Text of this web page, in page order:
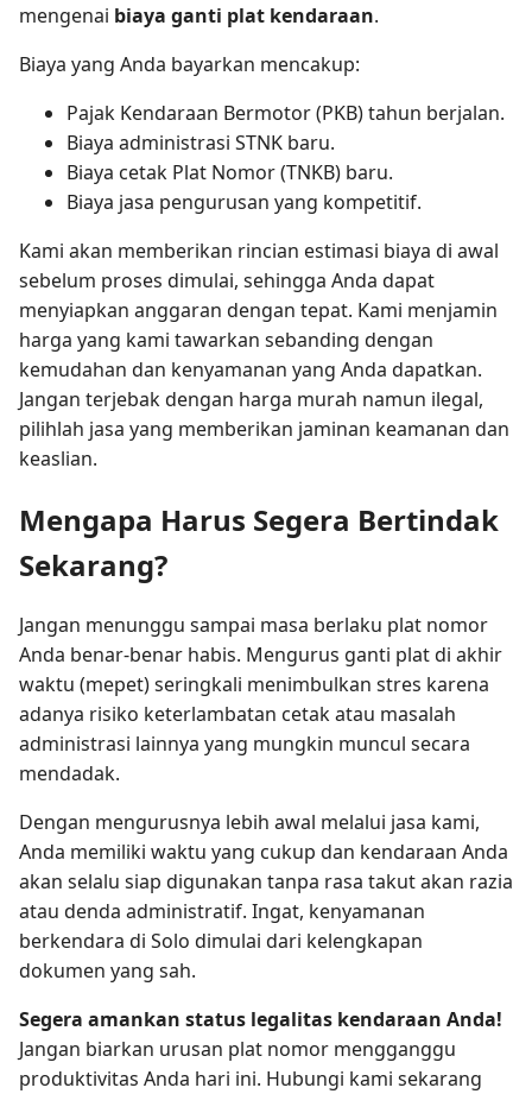
mengenai biaya ganti plat kendaraan.
Biaya yang Anda bayarkan mencakup:
Pajak Kendaraan Bermotor (PKB) tahun berjalan.
Biaya administrasi STNK baru.
Biaya cetak Plat Nomor (TNKB) baru.
Biaya jasa pengurusan yang kompetitif.
Kami akan memberikan rincian estimasi biaya di awal
sebelum proses dimulai, sehingga Anda dapat
menyiapkan anggaran dengan tepat. Kami menjamin
harga yang kami tawarkan sebanding dengan
kemudahan dan kenyamanan yang Anda dapatkan.
Jangan terjebak dengan harga murah namun ilegal,
pilihlah jasa yang memberikan jaminan keamanan dan
keaslian.
Mengapa Harus Segera Bertindak
Sekarang?
Jangan menunggu sampai masa berlaku plat nomor
Anda benar-benar habis. Mengurus ganti plat di akhir
waktu (mepet) seringkali menimbulkan stres karena
adanya risiko keterlambatan cetak atau masalah
administrasi lainnya yang mungkin muncul secara
mendadak.
Dengan mengurusnya lebih awal melalui jasa kami,
Anda memiliki waktu yang cukup dan kendaraan Anda
akan selalu siap digunakan tanpa rasa takut akan razia
atau denda administratif. Ingat, kenyamanan
berkendara di Solo dimulai dari kelengkapan
dokumen yang sah.
Segera amankan status legalitas kendaraan Anda!
Jangan biarkan urusan plat nomor mengganggu
produktivitas Anda hari ini. Hubungi kami sekarang